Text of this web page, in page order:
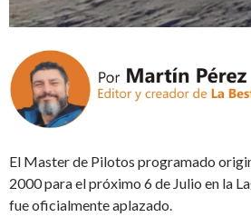
El Master de Pilotos programado
2000 para el próximo 6 de Julio en la
fue oficialmente aplazado.